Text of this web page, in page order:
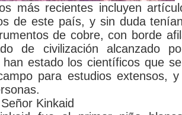
más recientes incluyen
de este país, y sin duda
de cobre, con borde
de civilización alcanzado
han estado los científicos que
para estudios extensos,
Kinkaid